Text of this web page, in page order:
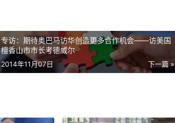
专访：期待奥巴马访华创造更多合作机会——访美国
檀香山市市长考德威尔
下一篇 »
2014年11月07日